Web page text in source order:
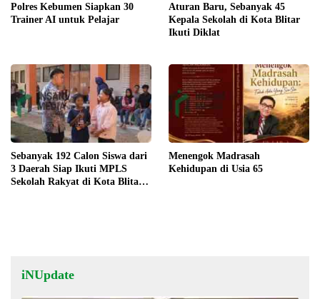
Polres Kebumen Siapkan 30
Trainer AI untuk Pelajar
Aturan Baru, Sebanyak 45
Kepala Sekolah di Kota Blitar
Ikuti Diklat
Sebanyak 192 Calon Siswa dari
3 Daerah Siap Ikuti MPLS
Sekolah Rakyat di Kota Blitar
Menengok Madrasah
Kehidupan di Usia 65
iNUpdate